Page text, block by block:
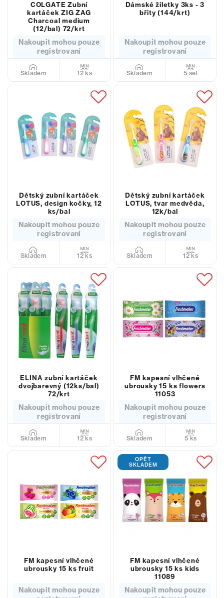
COLGATE Zubní
kartáček ZIG ZAG
Charcoal medium
(12/bal) 72/krt
Nakoupit mohou pouze
registrovaní
Skladem 12 ks
Dámské žiletky 3ks - 3
břity (144/krt)
Nakoupit mohou pouze
registrovaní
Skladem 5 set
Dětský zubní kartáček
LOTUS, design kočky, 12
ks/bal
Nakoupit mohou pouze
registrovaní
Skladem 12 ks
Dětský zubní kartáček
LOTUS, tvar medvěda,
12k/bal
Nakoupit mohou pouze
registrovaní
Skladem 12 ks
ELINA zubní kartáček
dvojbarevný (12ks/bal)
72/krt
Nakoupit mohou pouze
registrovaní
Skladem 12 ks
FM kapesní vlhčené
ubrousky 15 ks flowers
11053
Nakoupit mohou pouze
registrovaní
Skladem 5 ks
FM kapesní vlhčené
ubrousky 15 ks fruit
Nakoupit mohou pouze
OPĚT
SKLADEM
FM kapesní vlhčené
ubrousky 15 ks kids
11089
Nakoupit mohou pouze